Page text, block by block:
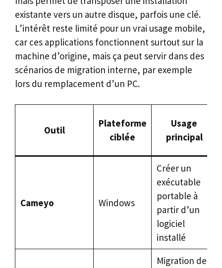
existante vers un autre disque, parfois une clé.
L’intérêt reste limité pour un vrai usage mobile,
car ces applications fonctionnent surtout sur la
machine d’origine, mais ça peut servir dans des
scénarios de migration interne, par exemple
lors du remplacement d’un PC.
Outil
Plateforme
ciblée
Usage
principal
Cameyo Windows
Créer un
exécutable
portable à
partir d’un
logiciel
installé
Migration de